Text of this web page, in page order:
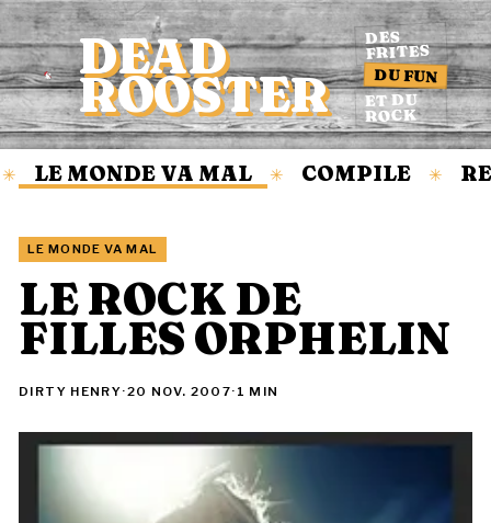
Accueil
DEAD
ROOSTER
DES
FRITES
DU FUN
ET DU
ROCK
LE MONDE VA MAL COMPILE
LE MONDE VA MAL
LE ROCK DE
FILLES ORPHELIN
DIRTY HENRY·20 NOV. 2007· 1 MIN